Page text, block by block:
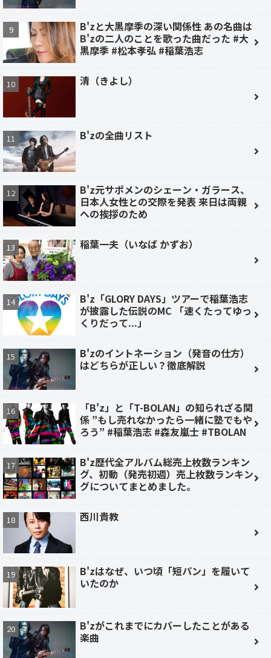
B'zと大黒摩季の深い関係性 あの名曲は
B'zの二人のことを歌った曲だった #大
黒摩季 #松本孝弘 #稲葉浩志
清（きよし）
B'zの全曲リスト
B'z元サポメンのシェーン・ガラース、
日本人女性との交際を発表 来日は両親
への挨拶のため
稲葉一夫（いなば かずお）
B'z「GLORY DAYS」ツアーで稲葉浩志
が披露した伝説のMC 「速くたってゆっ
くりだって...」
B'zのイントネーション（発音の仕方）
はどちらが正しい？徹底解説
「B'z」と「T-BOLAN」の知られざる関
係 ”もし売れなかったら一緒に塾でもや
ろう” #稲葉浩志 #森友嵐士 #TBOLAN
B'z歴代全アルバム総売上枚数ランキン
グ、初動（発売初週）売上枚数ランキン
グについてまとめました。
西川貴教
B'zはなぜ、いつ頃「短パン」を履いて
いたのか
B'zがこれまでにカバーしたことがある
楽曲